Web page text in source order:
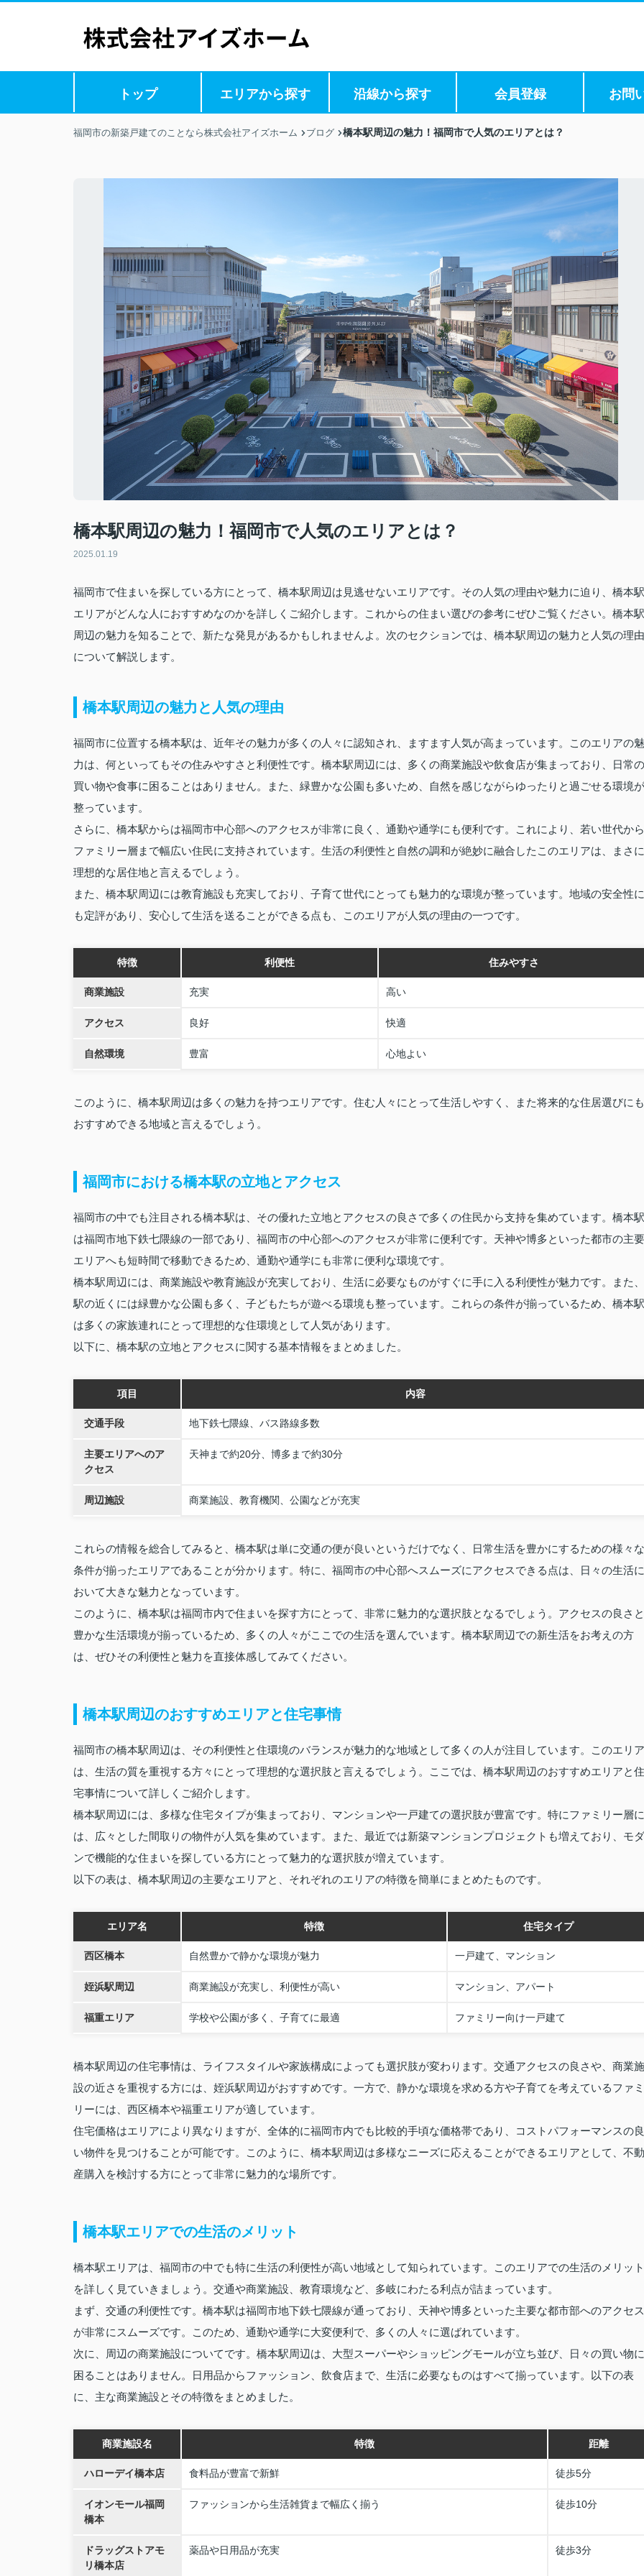
トップ エリアから探す 沿線から探す 会員登録 お問
福岡市の新築戸建てのことなら株式会社アイズホーム ブログ 橋本駅周辺の魅力！福岡市で人気のエリアとは？
橋本駅周辺の魅力！福岡市で人気のエリアとは？
2025.01.19
福岡市で住まいを探している方にとって、橋本駅周辺は見逃せないエリアです。その人気の理由や魅力に迫り、橋本駅
エリアがどんな人におすすめなのかを詳しくご紹介します。これからの住まい選びの参考にぜひご覧ください。橋本駅
周辺の魅力を知ることで、新たな発見があるかもしれませんよ。次のセクションでは、橋本駅周辺の魅力と人気の理由
について解説します。
橋本駅周辺の魅力と人気の理由
福岡市に位置する橋本駅は、近年その魅力が多くの人々に認知され、ますます人気が高まっています。このエリアの魅
力は、何といってもその住みやすさと利便性です。橋本駅周辺には、多くの商業施設や飲食店が集まっており、日常の
買い物や食事に困ることはありません。また、緑豊かな公園も多いため、自然を感じながらゆったりと過ごせる環境が
整っています。
さらに、橋本駅からは福岡市中心部へのアクセスが非常に良く、通勤や通学にも便利です。これにより、若い世代から
ファミリー層まで幅広い住民に支持されています。生活の利便性と自然の調和が絶妙に融合したこのエリアは、まさに
理想的な居住地と言えるでしょう。
また、橋本駅周辺には教育施設も充実しており、子育て世代にとっても魅力的な環境が整っています。地域の安全性に
も定評があり、安心して生活を送ることができる点も、このエリアが人気の理由の一つです。
特徴 利便性 住みやすさ
商業施設 充実 高い
アクセス 良好 快適
自然環境 豊富 心地よい
このように、橋本駅周辺は多くの魅力を持つエリアです。住む人々にとって生活しやすく、また将来的な住居選びにも
おすすめできる地域と言えるでしょう。
福岡市における橋本駅の立地とアクセス
福岡市の中でも注目される橋本駅は、その優れた立地とアクセスの良さで多くの住民から支持を集めています。橋本駅
は福岡市地下鉄七隈線の一部であり、福岡市の中心部へのアクセスが非常に便利です。天神や博多といった都市の主要
エリアへも短時間で移動できるため、通勤や通学にも非常に便利な環境です。
橋本駅周辺には、商業施設や教育施設が充実しており、生活に必要なものがすぐに手に入る利便性が魅力です。また、
駅の近くには緑豊かな公園も多く、子どもたちが遊べる環境も整っています。これらの条件が揃っているため、橋本駅
は多くの家族連れにとって理想的な住環境として人気があります。
以下に、橋本駅の立地とアクセスに関する基本情報をまとめました。
項目 内容
交通手段 地下鉄七隈線、バス路線多数
主要エリアへのア
クセス
天神まで約20分、博多まで約30分
周辺施設 商業施設、教育機関、公園などが充実
これらの情報を総合してみると、橋本駅は単に交通の便が良いというだけでなく、日常生活を豊かにするための様々な
条件が揃ったエリアであることが分かります。特に、福岡市の中心部へスムーズにアクセスできる点は、日々の生活に
おいて大きな魅力となっています。
このように、橋本駅は福岡市内で住まいを探す方にとって、非常に魅力的な選択肢となるでしょう。アクセスの良さと
豊かな生活環境が揃っているため、多くの人々がここでの生活を選んでいます。橋本駅周辺での新生活をお考えの方
は、ぜひその利便性と魅力を直接体感してみてください。
橋本駅周辺のおすすめエリアと住宅事情
福岡市の橋本駅周辺は、その利便性と住環境のバランスが魅力的な地域として多くの人が注目しています。このエリア
は、生活の質を重視する方々にとって理想的な選択肢と言えるでしょう。ここでは、橋本駅周辺のおすすめエリアと住
宅事情について詳しくご紹介します。
橋本駅周辺には、多様な住宅タイプが集まっており、マンションや一戸建ての選択肢が豊富です。特にファミリー層に
は、広々とした間取りの物件が人気を集めています。また、最近では新築マンションプロジェクトも増えており、モダ
ンで機能的な住まいを探している方にとって魅力的な選択肢が増えています。
以下の表は、橋本駅周辺の主要なエリアと、それぞれのエリアの特徴を簡単にまとめたものです。
エリア名 特徴 住宅タイプ
西区橋本 自然豊かで静かな環境が魅力 一戸建て、マンション
姪浜駅周辺 商業施設が充実し、利便性が高い マンション、アパート
福重エリア 学校や公園が多く、子育てに最適 ファミリー向け一戸建て
橋本駅周辺の住宅事情は、ライフスタイルや家族構成によっても選択肢が変わります。交通アクセスの良さや、商業施
設の近さを重視する方には、姪浜駅周辺がおすすめです。一方で、静かな環境を求める方や子育てを考えているファミ
リーには、西区橋本や福重エリアが適しています。
住宅価格はエリアにより異なりますが、全体的に福岡市内でも比較的手頃な価格帯であり、コストパフォーマンスの良
い物件を見つけることが可能です。このように、橋本駅周辺は多様なニーズに応えることができるエリアとして、不動
産購入を検討する方にとって非常に魅力的な場所です。
橋本駅エリアでの生活のメリット
橋本駅エリアは、福岡市の中でも特に生活の利便性が高い地域として知られています。このエリアでの生活のメリット
を詳しく見ていきましょう。交通や商業施設、教育環境など、多岐にわたる利点が詰まっています。
まず、交通の利便性です。橋本駅は福岡市地下鉄七隈線が通っており、天神や博多といった主要な都市部へのアクセス
が非常にスムーズです。このため、通勤や通学に大変便利で、多くの人々に選ばれています。
次に、周辺の商業施設についてです。橋本駅周辺は、大型スーパーやショッピングモールが立ち並び、日々の買い物に
困ることはありません。日用品からファッション、飲食店まで、生活に必要なものはすべて揃っています。以下の表
に、主な商業施設とその特徴をまとめました。
商業施設名 特徴 距離
ハローデイ橋本店 食料品が豊富で新鮮 徒歩5分
イオンモール福岡
橋本
ファッションから生活雑貨まで幅広く揃う 徒歩10分
ドラッグストアモ
リ橋本店
薬品や日用品が充実 徒歩3分